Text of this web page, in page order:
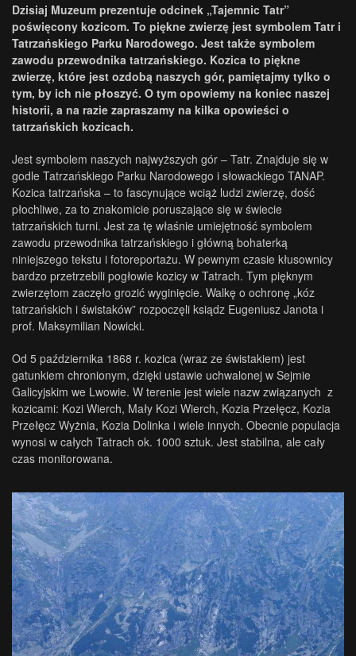
Dzisiaj Muzeum prezentuje odcinek „Tajemnic Tatr”
poświęcony kozicom. To piękne zwierzę jest symbolem Tatr i
Tatrzańskiego Parku Narodowego. Jest także symbolem
zawodu przewodnika tatrzańskiego. Kozica to piękne
zwierzę, które jest ozdobą naszych gór, pamiętajmy tylko o
tym, by ich nie płoszyć. O tym opowiemy na koniec naszej
historii, a na razie zapraszamy na kilka opowieści o
tatrzańskich kozicach.
Jest symbolem naszych najwyższych gór – Tatr. Znajduje się w
godle Tatrzańskiego Parku Narodowego i słowackiego TANAP.
Kozica tatrzańska – to fascynujące wciąż ludzi zwierzę, dość
płochliwe, za to znakomicie poruszające się w świecie
tatrzańskich turni. Jest za tę właśnie umiejętność symbolem
zawodu przewodnika tatrzańskiego i główną bohaterką
niniejszego tekstu i fotoreportażu. W pewnym czasie kłusownicy
bardzo przetrzebili pogłowie kozicy w Tatrach. Tym pięknym
zwierzętom zaczęło grozić wyginięcie. Walkę o ochronę „kóz
tatrzańskich i świstaków” rozpoczęli ksiądz Eugeniusz Janota i
prof. Maksymilian Nowicki.
Od 5 października 1868 r. kozica (wraz ze świstakiem) jest
gatunkiem chronionym, dzięki ustawie uchwalonej w Sejmie
Galicyjskim we Lwowie. W terenie jest wiele nazw związanych z
kozicami: Kozi Wierch, Mały Kozi Wierch, Kozia Przełęcz, Kozia
Przełęcz Wyżnia, Kozia Dolinka i wiele innych. Obecnie populacja
wynosi w całych Tatrach ok. 1000 sztuk. Jest stabilna, ale cały
czas monitorowana.